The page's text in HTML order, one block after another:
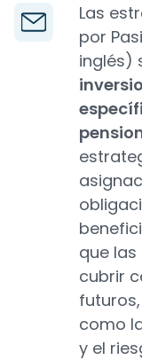
Las
por
inglés)
que
cubrir
como
y el